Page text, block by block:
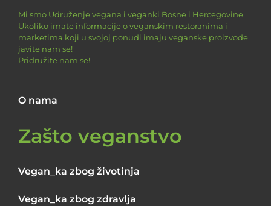
Mi smo Udruženje vegana i veganki Bosne i Hercegovine.
Ukoliko imate informacije o veganskim restoranima i
marketima koji u svojoj ponudi imaju veganske proizvode
javite nam se!
Pridružite nam se!
O nama
Zašto veganstvo
Vegan_ka zbog životinja
Vegan_ka zbog zdravlja